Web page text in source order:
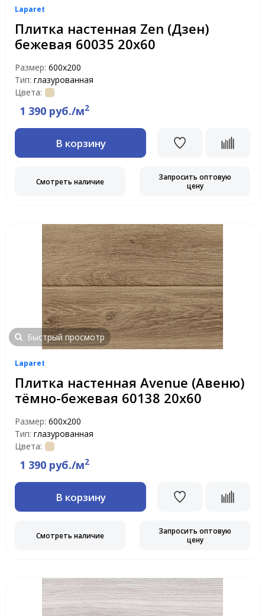
Laparet
Плитка настенная Zen (Дзен)
бежевая 60035 20х60
Размер: 600х200
Тип: глазурованная
Цвета:
1 390 руб./м2
В корзину
Смотреть наличие
Запросить оптовую
цену
Быстрый просмотр
Laparet
Плитка настенная Avenue (Авеню)
тёмно-бежевая 60138 20х60
Размер: 600х200
Тип: глазурованная
Цвета:
1 390 руб./м2
В корзину
Смотреть наличие
Запросить оптовую
цену